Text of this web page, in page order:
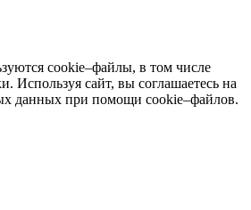
cookie–файлы, в том числе
Используя сайт, вы соглашаетесь на
данных при помощи cookie–файлов.